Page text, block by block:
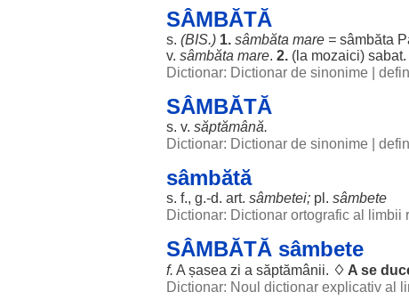
SÂMBĂTĂ
s. (BIS.) 1. sâmbăta mare = sâmbăta
v. sâmbăta mare. 2. (la mozaici) sabat.
Dictionar: Dictionar de sinonime
SÂMBĂTĂ
s. v. săptămână.
Dictionar: Dictionar de sinonime
sâmbătă
s. f., g.-d. art. sâmbetei; pl. sâmbete
Dictionar: Dictionar ortografic al limbii
SÂMBĂTĂ sâmbete
f. A șasea zi a săptămânii. ♢ A se
Dictionar: Noul dictionar explicativ al